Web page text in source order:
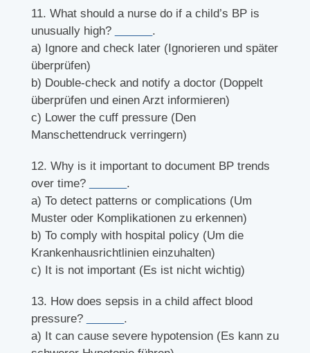
11. What should a nurse do if a child’s BP is
unusually high?
.
a) Ignore and check later (Ignorieren und später
überprüfen)
b) Double-check and notify a doctor (Doppelt
überprüfen und einen Arzt informieren)
c) Lower the cuff pressure (Den
Manschettendruck verringern)
12. Why is it important to document BP trends
over time?
.
a) To detect patterns or complications (Um
Muster oder Komplikationen zu erkennen)
b) To comply with hospital policy (Um die
Krankenhausrichtlinien einzuhalten)
c) It is not important (Es ist nicht wichtig)
13. How does sepsis in a child affect blood
pressure?
.
a) It can cause severe hypotension (Es kann zu